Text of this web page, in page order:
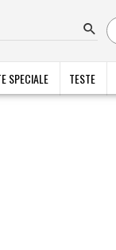
SPECIALE TESTE